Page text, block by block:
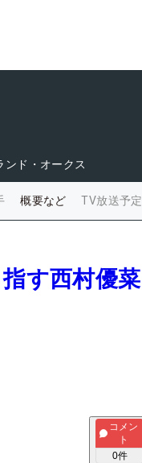
ンド・オークス
概要など TV放送予定
す西村優菜
コメン
ト
0件